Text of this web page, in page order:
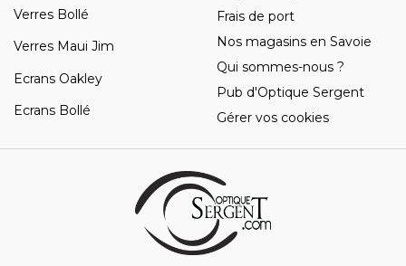
Verres Bollé
Verres Maui Jim
Ecrans Oakley
Ecrans Bollé
Frais de port
Nos magasins en Savoie
Qui sommes-nous ?
Pub d'Optique Sergent
Gérer vos cookies